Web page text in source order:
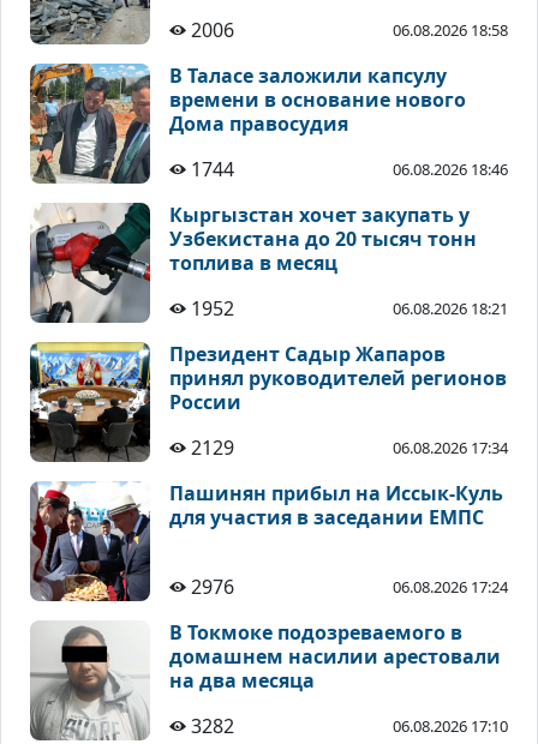
2006
06.08.2026 18:58
В Таласе заложили капсулу
времени в основание нового
Дома правосудия
1744
06.08.2026 18:46
Кыргызстан хочет закупать у
Узбекистана до 20 тысяч тонн
топлива в месяц
1952
06.08.2026 18:21
Президент Садыр Жапаров
принял руководителей регионов
России
2129
06.08.2026 17:34
Пашинян прибыл на Иссык-Куль
для участия в заседании ЕМПС
2976 06.08.2026 17:24
В Токмоке подозреваемого в
домашнем насилии арестовали
на два месяца
3282
06.08.2026 17:10